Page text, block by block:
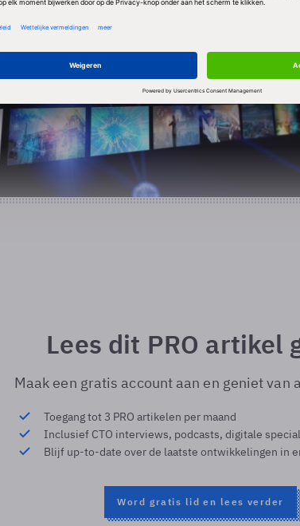
Lees dit PRO artikel
Maak een gratis account aan en geniet van
Toegang tot 3 PRO artikelen per maand
Inclusief CTO interviews, podcasts, digitale
Blijf up-to-date over de laatste ontwikkelingen in
Word gratis lid en lees verder